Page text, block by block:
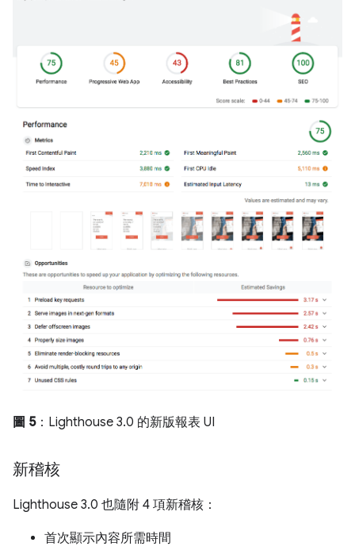
圖 5：Lighthouse 3.0 的新版報表 UI
新稽核
Lighthouse 3.0 也隨附 4 項新稽核：
首次顯示內容所需時間